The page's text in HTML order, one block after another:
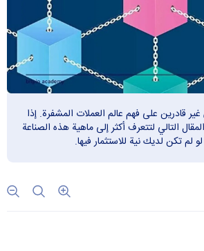
قادرين على فهم عالم العملات المشفرة. إذا
التالي لتتعرف أكثر إلى ماهية هذه الصناعة
لم تكن لديك نية للاستثمار فيها.